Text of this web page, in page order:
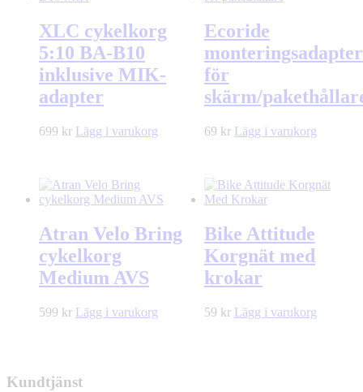
XLC cykelkorg
5:10 BA-B10
inklusive MIK-
adapter
699 kr Lägg i varukorg
Ecoride
monteringsadapter
för
skärm/
69 kr Lägg i varukorg
Atran Velo Bring
cykelkorg
Medium AVS
599 kr Lägg i varukorg
Bike Attitude
Korgnät med
krokar
59 kr Lägg i varukorg
Kundtjänst